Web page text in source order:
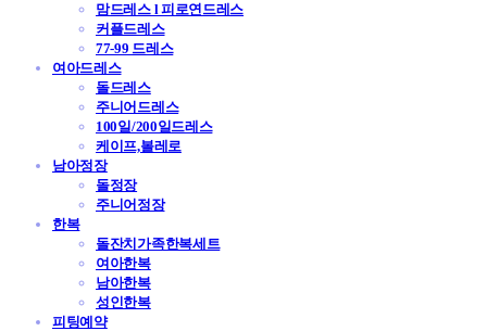
맘드레스 l 피로연드레스
커플드레스
77-99 드레스
여아드레스
돌드레스
주니어드레스
100일/200일드레스
케이프,볼레로
남아정장
돌정장
주니어정장
한복
돌잔치가족한복세트
여아한복
남아한복
성인한복
피팅예약